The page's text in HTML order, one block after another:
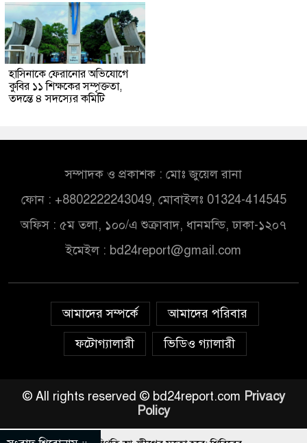
হাসিনাকে ফেরানোর অভিযোগে
কুবির ১১ শিক্ষকের সম্পৃক্ততা,
তদন্তে ৪ সদস্যের কমিটি
সম্পাদক ও প্রকাশক : মোঃ জুয়েল রানা
ফোন : +8802222243049, মোবাইলঃ 01324-414545
অফিস : ৫ম তলা, ১০০/এ শুক্রাবাদ, ধানমন্ডি, ঢাকা-১২০৭
ইমেইল : bd24report@gmail.com
আমাদের সম্পর্কে
আমাদের পরিবার
ফটোগ্যালারী
ভিডিও গ্যালারী
© All rights reserved © bd24report.com Privacy
Policy